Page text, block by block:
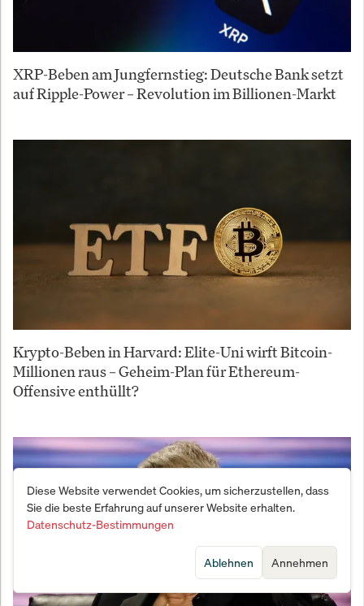
XRP-Beben am Jungfernstieg: Deutsche Bank setzt
auf Ripple-Power – Revolution im Billionen-Markt
Krypto-Beben in Harvard: Elite-Uni wirft Bitcoin-
Millionen raus – Geheim-Plan für Ethereum-
Offensive enthüllt?
Diese Website verwendet Cookies, um sicherzustellen, dass
Sie die beste Erfahrung auf unserer Website erhalten.
Datenschutz-Bestimmungen
Annehmen
Ablehnen